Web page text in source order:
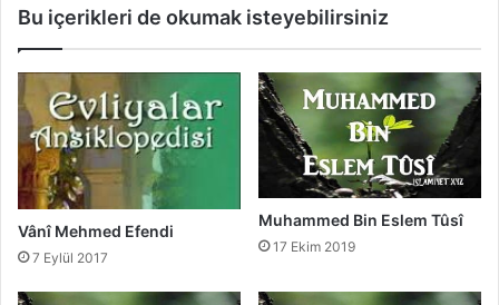
Bu içerikleri de okumak isteyebilirsiniz
Vânî Mehmed Efendi
7 Eylül 2017
Muhammed Bin Eslem Tûsî
17 Ekim 2019